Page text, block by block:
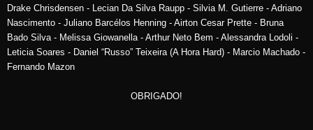
Drake Chrisdensen - Lecian Da Silva Raupp - Silvia M. Gutierre - Adriano
Nascimento - Juliano Barcélos Henning - Airton Cesar Prette - Bruna
Bado Silva - Melissa Giowanella - Arthur Neto Bem - Alessandra Lodoli -
Leticia Soares - Daniel “Russo” Teixeira (A Hora Hard) - Marcio Machado -
Fernando Mazon
OBRIGADO!